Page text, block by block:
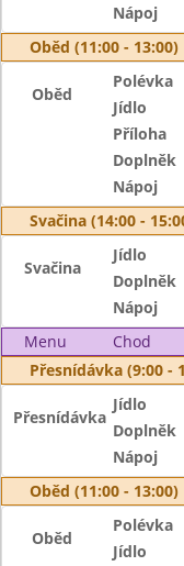
Nápoj
Oběd (11:00 - 13:00)
Oběd
Polévka
Jídlo
Příloha
Doplněk
Nápoj
Svačina (14:00 -
Svačina
Jídlo
Doplněk
Nápoj
Menu
Chod
Přesnídávka (9:00 -
Přesnídávka
Jídlo
Doplněk
Nápoj
Oběd (11:00 - 13:00)
Oběd
Polévka
Jídlo